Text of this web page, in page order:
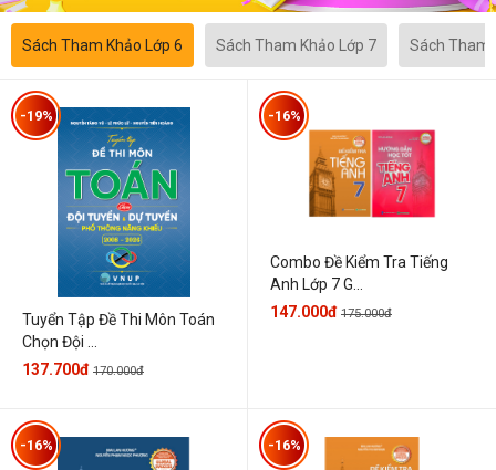
Sách Tham Khảo Lớp 6 Sách Tham Khảo Lớp 7 Sách Tham
Tuyển Tập Đề Thi Môn Toán
Chọn Đội ...
-19%
137.700đ 170.000đ
Combo Đề Kiểm Tra Tiếng
Anh Lớp 7 G...
-16%
147.000đ 175.000đ
-16% -16%